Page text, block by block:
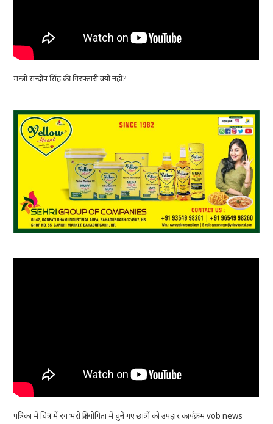
मन्त्री सन्दीप सिंह की गिरफ्तारी क्यो नही?
पत्रिका में चित्र में रंग भरो प्रतियोगिता में चुने गए छात्रों को उपहार कार्यक्रम vob news